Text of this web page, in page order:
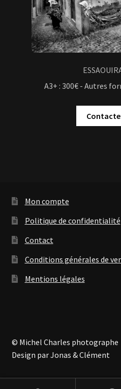
A3+ : 300€ - Autres
Mon compte
Politique de confidentialité
Contact
Conditions générales de
Mentions légales
© Michel Charles photographe
Design par Jonas & Clément